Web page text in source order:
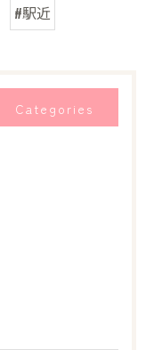
#駅近
Categories